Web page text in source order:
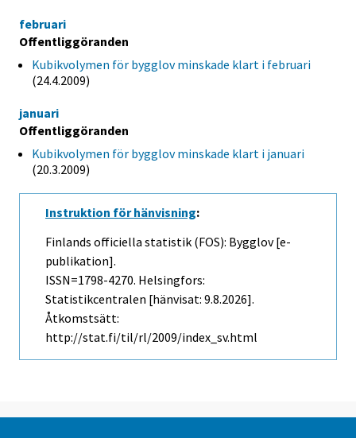
februari
Offentliggöranden
Kubikvolymen för bygglov minskade klart i februari
(24.4.2009)
januari
Offentliggöranden
Kubikvolymen för bygglov minskade klart i januari
(20.3.2009)
Instruktion för hänvisning:
Finlands officiella statistik (FOS): Bygglov [e-
publikation].
ISSN=1798-4270. Helsingfors:
Statistikcentralen [hänvisat: 9.8.2026].
Åtkomstsätt:
http://stat.fi/til/rl/2009/index_sv.html